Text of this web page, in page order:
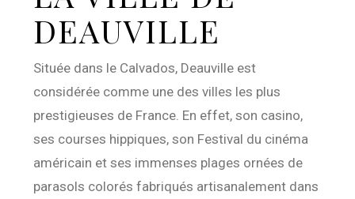
DEAUVILLE
Située dans le Calvados, Deauville est
considérée comme une des villes les plus
prestigieuses de France. En effet, son casino,
ses courses hippiques, son Festival du cinéma
américain et ses immenses plages ornées de
parasols colorés fabriqués artisanalement dans